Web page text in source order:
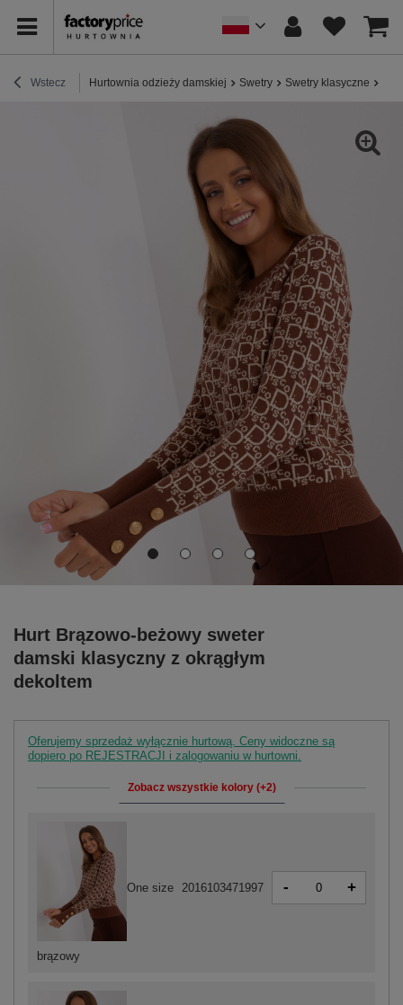
Wstecz Hurtownia odzieży damskiej Swetry Swetry klasyczne
Hurt Brązowo-beżowy sweter
damski klasyczny z okrągłym
dekoltem
Oferujemy sprzedaż wyłącznie hurtową. Ceny widoczne są
dopiero po REJESTRACJI i zalogowaniu w hurtowni.
Zobacz wszystkie kolory (+2)
brązowy
One size 2016103471997 - +